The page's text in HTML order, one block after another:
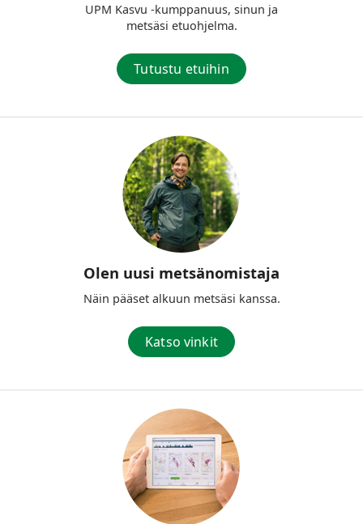
UPM Kasvu -kumppanuus, sinun ja
metsäsi etuohjelma.
Tutustu etuihin
Olen uusi metsänomistaja
Näin pääset alkuun metsäsi kanssa.
Katso vinkit